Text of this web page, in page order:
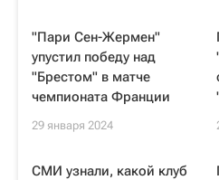
"Пари Сен-Жермен"
упустил победу над
"Брестом" в матче
чемпионата Франции
29 января 2024
СМИ узнали, какой клуб